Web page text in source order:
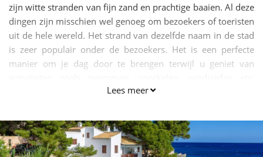
zijn witte stranden van fijn zand en prachtige baaien. Al deze
dingen zijn misschien wel genoeg om bezoekers of toeristen
uit de hele wereld. Het strand van dezelfde naam in de stad
is zeer populair onder de bezoekers. Het is een perfecte
manier om je dag door te brengen terwijl u geniet van
Door de aanwezigheid van diverse toeristische attracties in
een bezoek Cala Ratjada.
Lees meer